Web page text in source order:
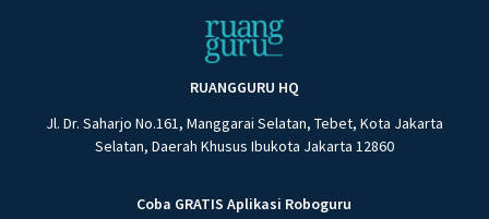
RUANGGURU HQ
Jl. Dr. Saharjo No.161, Manggarai Selatan, Tebet, Kota Jakarta
Selatan, Daerah Khusus Ibukota Jakarta 12860
Coba GRATIS Aplikasi Roboguru